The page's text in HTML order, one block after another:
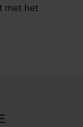
met het